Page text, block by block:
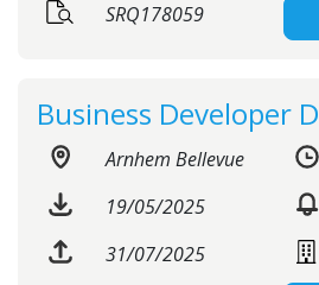
SRQ178059
Business Developer D
Arnhem Bellevue
19/05/2025
31/07/2025